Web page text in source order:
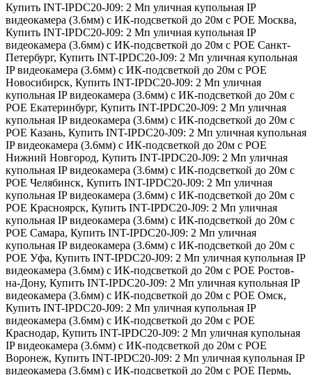
Купить INT-IPDC20-J09: 2 Мп уличная купольная IP
видеокамера (3.6мм) с ИК-подсветкой до 20м с POE Москва,
Купить INT-IPDC20-J09: 2 Мп уличная купольная IP
видеокамера (3.6мм) с ИК-подсветкой до 20м с POE Санкт-
Петербург, Купить INT-IPDC20-J09: 2 Мп уличная купольная
IP видеокамера (3.6мм) с ИК-подсветкой до 20м с POE
Новосибирск, Купить INT-IPDC20-J09: 2 Мп уличная
купольная IP видеокамера (3.6мм) с ИК-подсветкой до 20м с
POE Екатеринбург, Купить INT-IPDC20-J09: 2 Мп уличная
купольная IP видеокамера (3.6мм) с ИК-подсветкой до 20м с
POE Казань, Купить INT-IPDC20-J09: 2 Мп уличная купольная
IP видеокамера (3.6мм) с ИК-подсветкой до 20м с POE
Нижний Новгород, Купить INT-IPDC20-J09: 2 Мп уличная
купольная IP видеокамера (3.6мм) с ИК-подсветкой до 20м с
POE Челябинск, Купить INT-IPDC20-J09: 2 Мп уличная
купольная IP видеокамера (3.6мм) с ИК-подсветкой до 20м с
POE Красноярск, Купить INT-IPDC20-J09: 2 Мп уличная
купольная IP видеокамера (3.6мм) с ИК-подсветкой до 20м с
POE Самара, Купить INT-IPDC20-J09: 2 Мп уличная
купольная IP видеокамера (3.6мм) с ИК-подсветкой до 20м с
POE Уфа, Купить INT-IPDC20-J09: 2 Мп уличная купольная IP
видеокамера (3.6мм) с ИК-подсветкой до 20м с POE Ростов-
на-Дону, Купить INT-IPDC20-J09: 2 Мп уличная купольная IP
видеокамера (3.6мм) с ИК-подсветкой до 20м с POE Омск,
Купить INT-IPDC20-J09: 2 Мп уличная купольная IP
видеокамера (3.6мм) с ИК-подсветкой до 20м с POE
Краснодар, Купить INT-IPDC20-J09: 2 Мп уличная купольная
IP видеокамера (3.6мм) с ИК-подсветкой до 20м с POE
Воронеж, Купить INT-IPDC20-J09: 2 Мп уличная купольная IP
видеокамера (3.6мм) с ИК-подсветкой до 20м с POE Пермь,